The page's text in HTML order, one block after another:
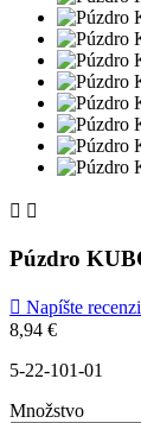
 
Púzdro
 Napíšte
8,94 €
5-22-101-01
Množstvo